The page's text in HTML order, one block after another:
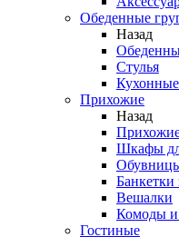
Обеденные
Назад
Стулья
Прихожие
Назад
Шкафы
Вешалки
Комоды и
Гостиные